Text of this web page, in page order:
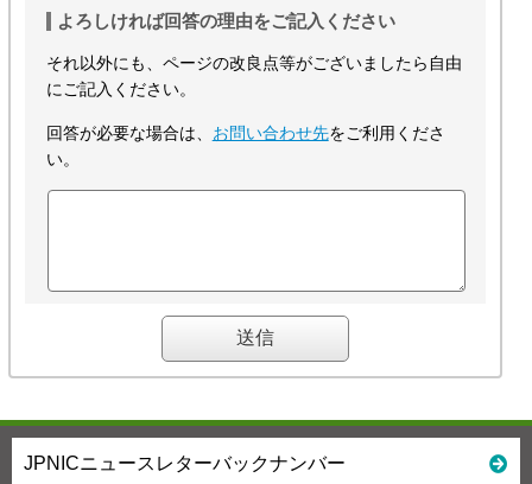
よろしければ回答の理由をご記入ください
それ以外にも、ページの改良点等がございましたら自由
にご記入ください。
回答が必要な場合は、 お問い合わせ先をご利用くださ
い。
JPNICニュースレターバックナンバー